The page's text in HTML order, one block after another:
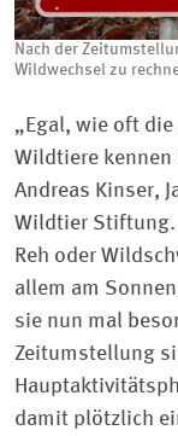
Nach der
Wildwechsel zu
„Egal, wie oft
Wildtiere
Andreas Kinser,
Wildtier Stiftung.
Reh oder
allem am
sie nun mal
Zeitumstellung
damit plötzlich